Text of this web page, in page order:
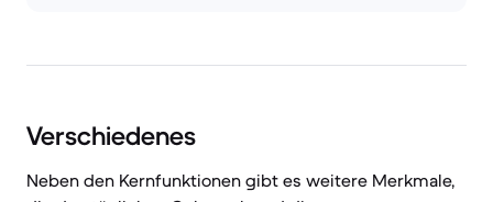
Verschiedenes
Neben den Kernfunktionen gibt es weitere Merkmale,